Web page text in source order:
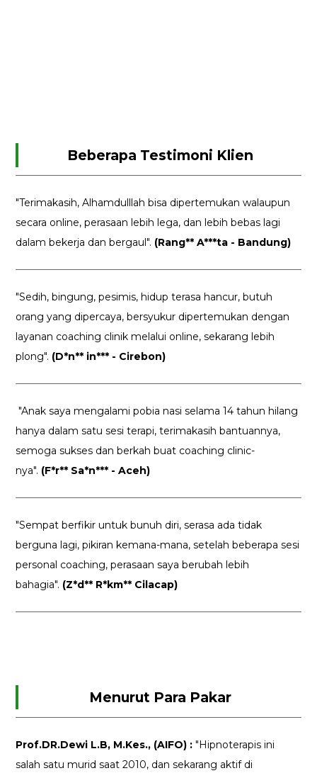
Beberapa Testimoni Klien
"Terimakasih, Alhamdulllah bisa dipertemukan walaupun
secara online, perasaan lebih lega, dan lebih bebas lagi
dalam bekerja dan bergaul". (Rang** A***ta - Bandung)
"Sedih, bingung, pesimis, hidup terasa hancur, butuh
orang yang dipercaya, bersyukur dipertemukan dengan
layanan coaching clinik melalui online, sekarang lebih
plong". (D*n** in*** - Cirebon)
"Anak saya mengalami pobia nasi selama 14 tahun hilang
hanya dalam satu sesi terapi, terimakasih bantuannya,
semoga sukses dan berkah buat coaching clinic-
nya". (F*r** Sa*n*** - Aceh)
"Sempat berfikir untuk bunuh diri, serasa ada tidak
berguna lagi, pikiran kemana-mana, setelah beberapa sesi
personal coaching, perasaan saya berubah lebih
bahagia". (Z*d** R*km** Cilacap)
Menurut Para Pakar
Prof.DR.Dewi L.B, M.Kes., (AIFO) :"Hipnoterapis ini
salah satu murid saat 2010, dan sekarang aktif di